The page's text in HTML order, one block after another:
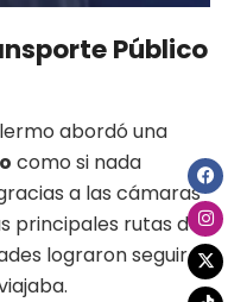
Público
abordó una
como si nada
a las cámaras
principales rutas del
lograron seguir la